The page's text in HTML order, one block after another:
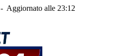
- Aggiornato alle 23:12